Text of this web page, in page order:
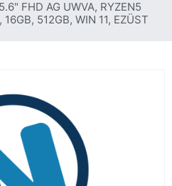
FHD AG UWVA, RYZEN5
512GB, WIN 11, EZÜST